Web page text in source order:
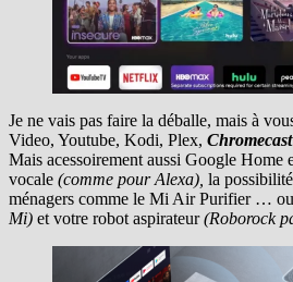
Je ne vais pas faire la déballe, mais à
Video, Youtube, Kodi, Plex, Chromecast
Mais acessoirement aussi Google Home
vocale (comme pour Alexa), la
ménagers comme le Mi Air Purifier …
Mi) et votre robot aspirateur(Roborock